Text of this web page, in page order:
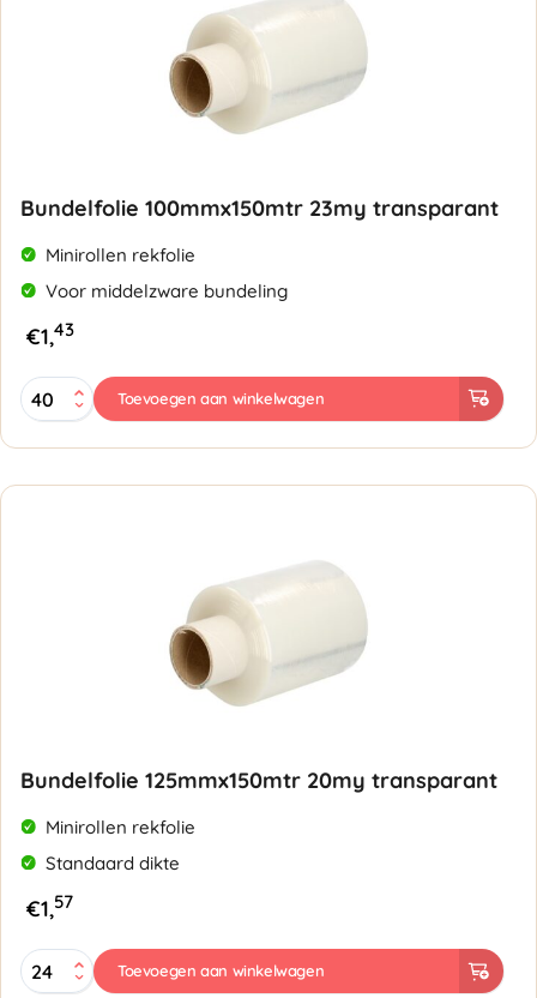
Bundelfolie 100mmx150mtr 23my transparant
Minirollen rekfolie
Voor middelzware bundeling
€1,43
Bundelfolie
100mmx150mtr
transparant
aantal
Toevoegen aan winkelwagen
Bundelfolie 125mmx150mtr 20my transparant
Minirollen rekfolie
Standaard dikte
€1,57
Bundelfolie
125mmx150mtr
Toevoegen aan winkelwagen